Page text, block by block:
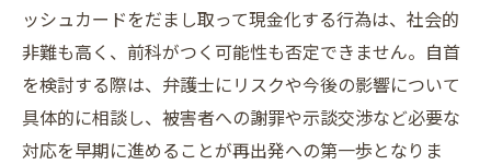
ッシュカードをだまし取って現金化する行為は、社会的
非難も高く、前科がつく可能性も否定できません。自首
を検討する際は、弁護士にリスクや今後の影響について
具体的に相談し、被害者への謝罪や示談交渉など必要な
対応を早期に進めることが再出発への第一歩となりま